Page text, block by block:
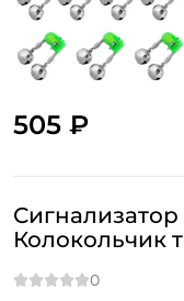
505 ₽
Колокольчик
Повторите
Заполняя данную
У